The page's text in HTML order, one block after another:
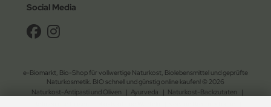
Social Media
e-Biomarkt, Bio-Shop für vollwertige Naturkost, Biolebensmittel und geprüfte
Naturkosmetik. BIO schnell und günstig online kaufen! © 2026
Naturkost-Antipasti und Oliven
| Ayurveda | Naturkost-Backzutaten
|